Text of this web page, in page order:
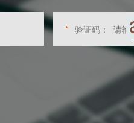
* 验证码：